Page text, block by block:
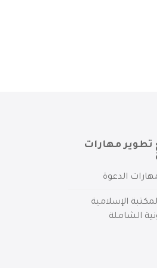
تطوير مهارات
الدعوة
الإسلامية
الشاملة